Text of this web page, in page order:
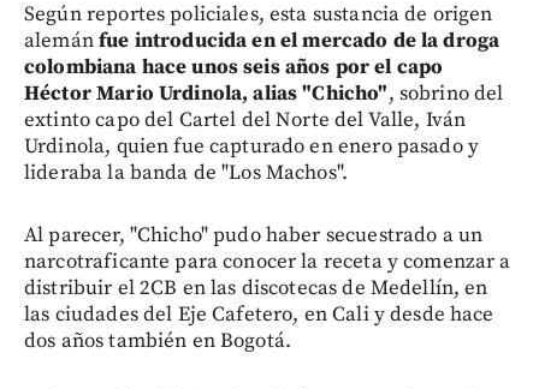
Según reportes policiales, esta sustancia de origen
alemánfue introducida en el mercado de la droga
colombiana hace unos seis años por el capo
Héctor Mario Urdinola, alias "Chicho", sobrino del
extinto capo del Cartel del Norte del Valle, Iván
Urdinola, quien fue capturado en enero pasado y
lideraba la banda de "Los Machos".
Al parecer, "Chicho" pudo haber secuestrado a un
narcotraficante para conocer la receta y comenzar a
distribuir el 2CB en las discotecas de Medellín, en
las ciudades del Eje Cafetero, en Cali y desde hace
dos años también en Bogotá.